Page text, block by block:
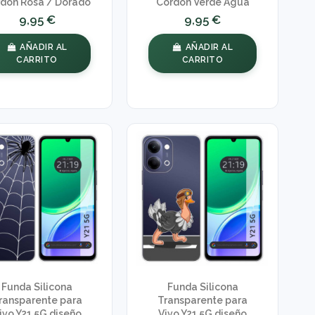
Rosa / Dorado
9,95 €
AÑADIR AL
CARRITO
Cordon Verde Agua
9,95 €
AÑADIR AL
CARRITO
Funda Silicona
para
Funda Silicona
Transparente para